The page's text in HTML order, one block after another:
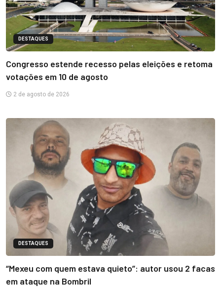
DESTAQUES
Congresso estende recesso pelas eleições e retoma
votações em 10 de agosto
2 de agosto de 2026
DESTAQUES
“Mexeu com quem estava quieto”: autor usou 2 facas
em ataque na Bombril